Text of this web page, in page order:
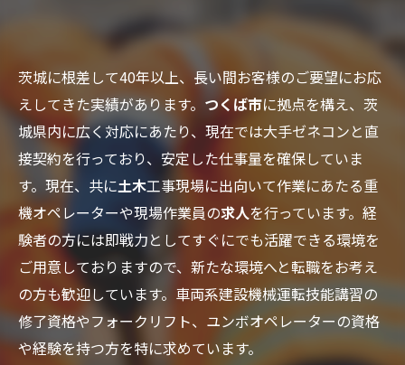
茨城に根差して40年以上、長い間お客様のご要望にお応
えしてきた実績があります。 つくば市に拠点を構え、茨
城県内に広く対応にあたり、現在では大手ゼネコンと直
接契約を行っており、安定した仕事量を確保していま
す。現在、共に土木工事現場に出向いて作業にあたる重
機オペレーターや現場作業員の求人を行っています。経
験者の方には即戦力としてすぐにでも活躍できる環境を
ご用意しておりますので、新たな環境へと転職をお考え
の方も歓迎しています。車両系建設機械運転技能講習の
修了資格やフォークリフト、ユンボオペレーターの資格
や経験を持つ方を特に求めています。